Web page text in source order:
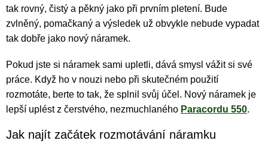
tak rovný, čistý a pěkný jako při prvním pletení. Bude
zvlněný, pomačkaný a výsledek už obvykle nebude vypadat
tak dobře jako nový náramek.
Pokud jste si náramek sami upletli, dává smysl vážit si své
práce. Když ho v nouzi nebo při skutečném použití
rozmotáte, berte to tak, že splnil svůj účel. Nový náramek je
lepší uplést z čerstvého, nezmuchlaného Paracordu 550.
Jak najít začátek rozmotávání náramku